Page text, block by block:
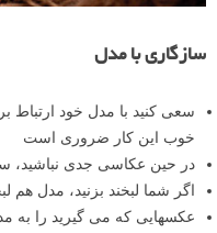
سازگاری با مدل
سعی کنید با مدل خود ارتباط
خوب این کار ضروری است
در حین عکاسی جدی نباشید،
اگر شما لبخند بزنید، مدل هم
عکسهایی که می گیرید را به